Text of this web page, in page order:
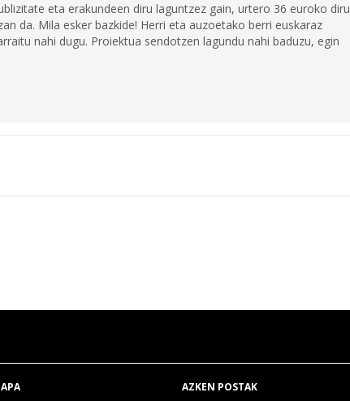
eta erakundeen diru laguntzez gain, urtero 36 euroko diru
da. Mila esker bazkide! Herri eta auzoetako berri euskaraz
nahi dugu. Proiektua sendotzen lagundu nahi baduzu, egin
AZKEN POSTAK